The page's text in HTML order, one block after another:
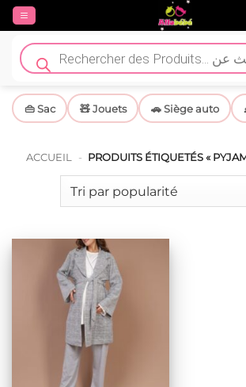
Passer
contenu
Recherche
de
produits
👜 Sac 🧸 Jouets 🚗 Siège auto
ACCUEIL - PRODUITS ÉTIQUETÉS «